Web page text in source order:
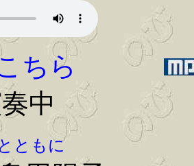
ちら
中
ともに